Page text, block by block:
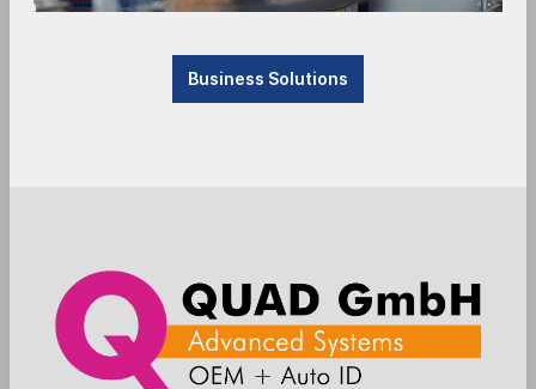
Mobile Computer
Ergonomic Solutions
FEIG
Business Solutions